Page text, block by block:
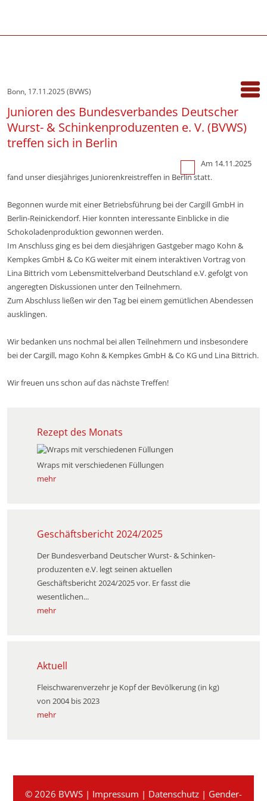
Bonn, 17.11.2025 (BVWS)
Junioren des Bundesverbandes Deutscher
Wurst- & Schinkenproduzenten e. V. (BVWS)
treffen sich in Berlin
Am 14.11.2025
fand unser diesjähriges Juniorenkreistreffen in Berlin statt.
Begonnen wurde mit einer Betriebsführung bei der Cargill GmbH in
Berlin-Reinickendorf. Hier konnten interessante Einblicke in die
Schokoladenproduktion gewonnen werden.
Im Anschluss ging es bei dem diesjährigen Gastgeber mago Kohn &
Kempkes GmbH & Co KG weiter mit einem interaktiven Vortrag von
Lina Bittrich vom Lebensmittelverband Deutschland e.V. gefolgt von
angeregten Diskussionen unter den Teilnehmern.
Zum Abschluss ließen wir den Tag bei einem gemütlichen Abendessen
ausklingen.
Wir bedanken uns nochmal bei allen Teilnehmern und insbesondere
bei der Cargill, mago Kohn & Kempkes GmbH & Co KG und Lina Bittrich.
Wir freuen uns schon auf das nächste Treffen!
Rezept des Monats
Wraps mit verschiedenen Füllungen
mehr
Geschäftsbericht 2024/2025
Der Bundesverband Deutscher Wurst- & Schinken­
produzenten e.V. legt seinen aktuellen
Geschäftsbericht 2024/2025 vor. Er fasst die
wesentlichen...
mehr
Aktuell
Fleischwarenverzehr je Kopf der Bevölkerung (in kg)
von 2004 bis 2023
mehr
© 2026 BVWS | Impressum | Datenschutz | Gender-